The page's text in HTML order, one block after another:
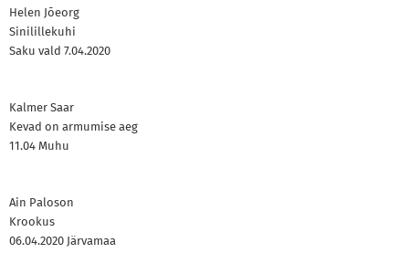
Helen Jõeorg
Sinilillekuhi
Saku vald 7.04.2020
Kalmer Saar
Kevad on armumise aeg
11.04 Muhu
Ain Paloson
Krookus
06.04.2020 Järvamaa